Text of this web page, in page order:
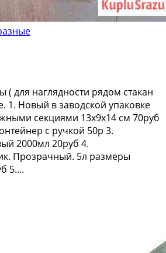
( для наглядности рядом стакан
1. Новый в заводской упаковке
секциями 13х9х14 см 70руб
с ручкой 50р 3.
2000мл 20руб 4.
Прозрачный. 5л размеры
5....